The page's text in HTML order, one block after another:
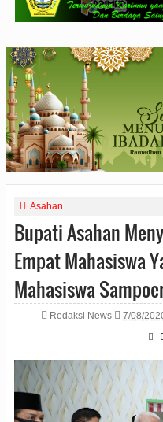
Asahan
Bupati Asahan
Empat Mahasiswa
Mahasiswa
Redaksi News 7/08/